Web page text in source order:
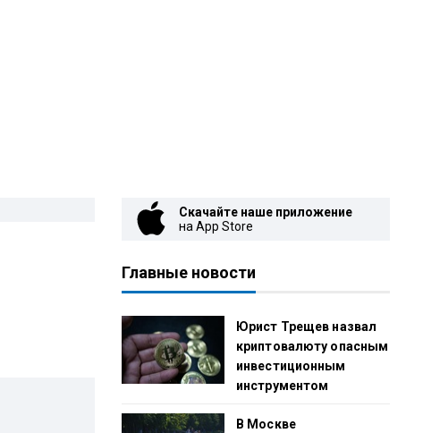
Скачайте наше приложение
на App Store
Главные новости
Юрист Трещев назвал
криптовалюту опасным
инвестиционным
инструментом
В Москве